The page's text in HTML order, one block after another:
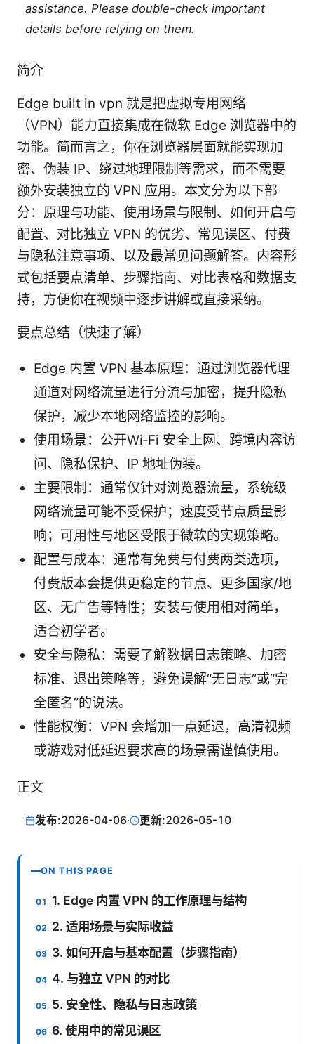
assistance. Please double-check important
details before relying on them.
简介
Edge built in vpn 就是把虚拟专用网络
（VPN）能力直接集成在微软 Edge 浏览器中的
功能。简而言之，你在浏览器层面就能实现加
密、伪装 IP、绕过地理限制等需求，而不需要
额外安装独立的 VPN 应用。本文分为以下部
分：原理与功能、使用场景与限制、如何开启与
配置、对比独立 VPN 的优劣、常见误区、付费
与隐私注意事项、以及最常见问题解答。内容形
式包括要点清单、步骤指南、对比表格和数据支
持，方便你在视频中逐步讲解或直接采纳。
要点总结（快速了解）
Edge 内置 VPN 基本原理：通过浏览器代理
通道对网络流量进行分流与加密，提升隐私
保护，减少本地网络监控的影响。
使用场景：公开Wi‑Fi 安全上网、跨境内容访
问、隐私保护、IP 地址伪装。
主要限制：通常仅针对浏览器流量，系统级
网络流量可能不受保护；速度受节点质量影
响；可用性与地区受限于微软的实现策略。
配置与成本：通常有免费与付费两类选项，
付费版本会提供更稳定的节点、更多国家/地
区、无广告等特性；安装与使用相对简单，
适合初学者。
安全与隐私：需要了解数据日志策略、加密
标准、退出策略等，避免误解“无日志”或“完
全匿名”的说法。
性能权衡：VPN 会增加一点延迟，高清视频
或游戏对低延迟要求高的场景需谨慎使用。
正文
发布:2026-04-06· 更新:2026-05-10
ON THIS PAGE
1. Edge 内置 VPN 的工作原理与结构
2. 适用场景与实际收益
3. 如何开启与基本配置（步骤指南）
4. 与独立 VPN 的对比
5. 安全性、隐私与日志政策
6. 使用中的常见误区